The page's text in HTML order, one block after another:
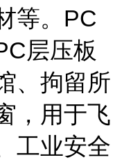
等。PC
层压板
、拘留所
，用于飞
工业安全